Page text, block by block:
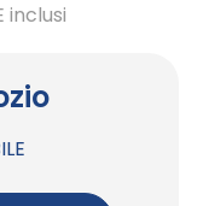
inclusi